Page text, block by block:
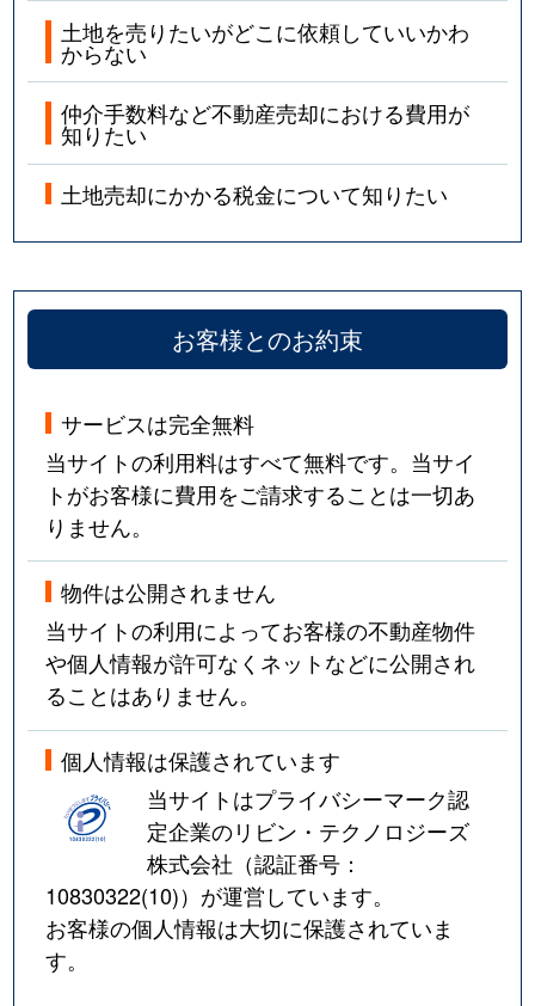
土地を売りたいがどこに依頼していいかわ
からない
仲介手数料など不動産売却における費用が
知りたい
土地売却にかかる税金について知りたい
お客様とのお約束
サービスは完全無料
当サイトの利用料はすべて無料です。当サイ
トがお客様に費用をご請求することは一切あ
りません。
物件は公開されません
当サイトの利用によってお客様の不動産物件
や個人情報が許可なくネットなどに公開され
ることはありません。
個人情報は保護されています
当サイトはプライバシーマーク認
定企業のリビン・テクノロジーズ
株式会社（認証番号：
10830322(10)）が運営しています。
お客様の個人情報は大切に保護されていま
す。